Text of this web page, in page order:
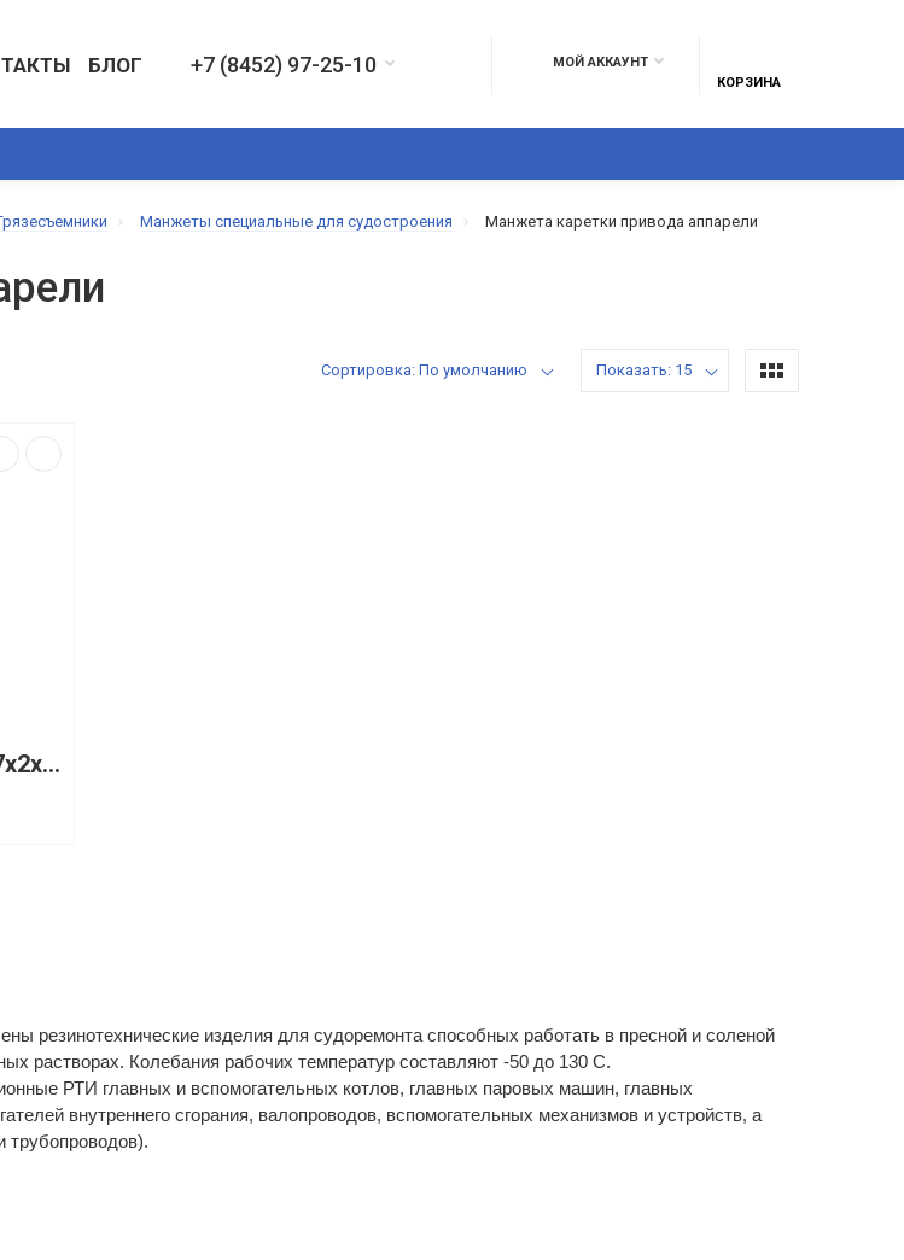
БЛОГ +7 (8452) 97-25-10
МОЙ АККАУНТ
КОРЗИНА
Манжеты специальные для судостроения Манжета каретки привода аппарели
Сортировка: По умолчанию Показать: 15
Манжета 130x110x7x2x15x6x0,5 R=1,5 каретки привода аппарели ПФ-3912
резинотехнические изделия для судоремонта способных работать в пресной и соленой
растворах. Колебания рабочих температур составляют -50 до 130 С.
РТИ главных и вспомогательных котлов, главных паровых машин, главных
внутреннего сгорания, валопроводов, вспомогательных механизмов и устройств, а
трубопроводов).